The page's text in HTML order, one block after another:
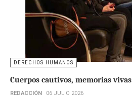
DERECHOS HUMANOS
Cuerpos cautivos, memorias vivas
REDACCIÓN 06 JULIO 2026